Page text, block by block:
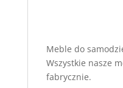
Meble do
Wszystkie nasze
fabrycznie.